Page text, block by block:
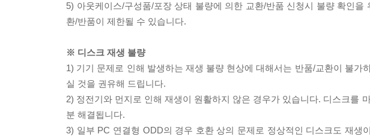
5) 아웃케이스/구성품/포장 상태 불량에 의한 교환/반품 신청시 불량 확인
환/반품이 제한될 수 있습니다.
※ 디스크 재생 불량
1) 기기 문제로 인해 발생하는 재생 불량 현상에 대해서는 반품/교환이 불
실 것을 권유해 드립니다.
2) 정전기와 먼지로 인해 재생이 원활하지 않은 경우가 있습니다. 디스크를
분 해결됩니다.
3) 일부 PC 연결형 ODD의 경우 호환 상의 문제로 정상적인 디스크도 재생